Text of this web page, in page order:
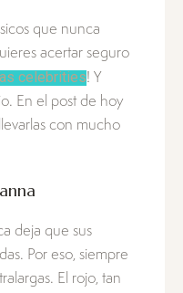
que nunca
acertar seguro
celebrities! Y
En el post de hoy
con mucho
deja que sus
Por eso, siempre
El rojo, tan